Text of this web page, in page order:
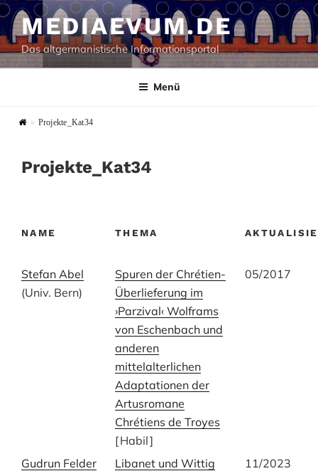
Zum
Inhalt
springen
MEDIAEVUM.DE
Das altgermanistische Informationsportal
Menü
» Projekte_Kat34
Projekte_Kat34
NAME THEMA
Stefan Abel
(Univ. Bern)
Spuren der Chrétien-
Überlieferung im
›Parzival‹ Wolframs
von Eschenbach und
anderen
mittelalterlichen
Adaptationen der
Artusromane
Chrétiens de Troyes
[Habil]
05/2017
Gudrun Felder
Libanet und Wittig
11/2023